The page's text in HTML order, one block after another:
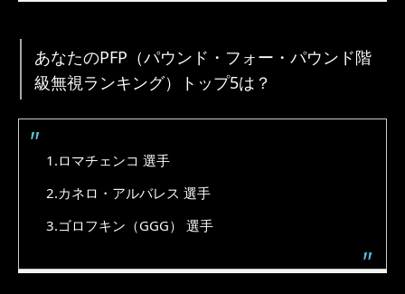
あなたのPFP（パウンド・フォー・パウンド階
級無視ランキング）トップ5は？
1.ロマチェンコ 選手
2.カネロ・アルバレス 選手
3.ゴロフキン（GGG） 選手